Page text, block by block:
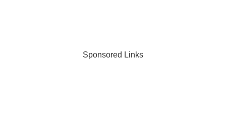
Sponsored Links